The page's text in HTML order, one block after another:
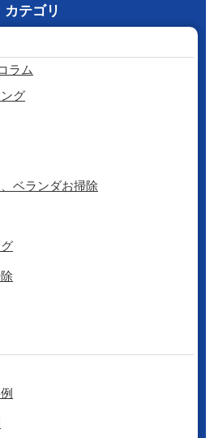
カテゴリ
ラム
グ
ベランダお掃除